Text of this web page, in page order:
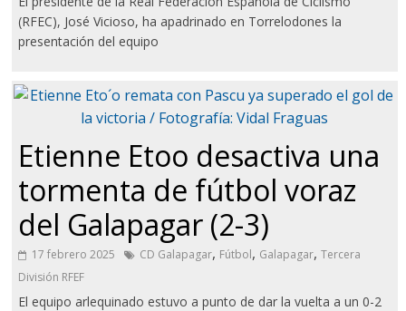
(RFEC), José Vicioso, ha apadrinado en Torrelodones la
presentación del equipo
Etienne Etoo desactiva una
tormenta de fútbol voraz
del Galapagar (2-3)
17 febrero 2025 CD Galapagar, Fútbol, Galapagar,Tercera
División RFEF
El equipo arlequinado estuvo a punto de dar la vuelta a un 0-2